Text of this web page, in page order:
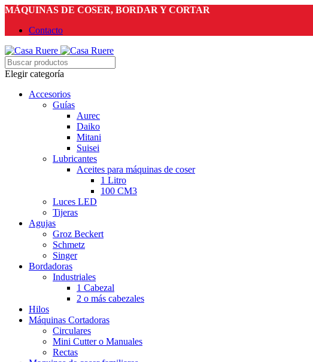
MÁQUINAS DE COSER, BORDAR Y CORTAR
Contacto
Elegir categoría
Accesorios
Guías
Aurec
Daiko
Mitani
Suisei
Lubricantes
Aceites para máquinas de coser
1 Litro
100 CM3
Luces LED
Tijeras
Agujas
Groz Beckert
Schmetz
Singer
Bordadoras
Industriales
1 Cabezal
2 o más cabezales
Hilos
Máquinas Cortadoras
Circulares
Mini Cutter o Manuales
Rectas